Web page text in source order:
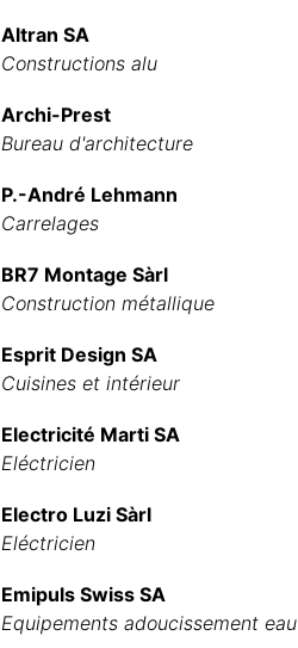
Altran SA
Constructions alu
Archi-Prest
Bureau d'architecture
P.-André Lehmann
Carrelages
BR7 Montage Sàrl
Construction métallique
Esprit Design SA
Cuisines et intérieur
Electricité Marti SA
Eléctricien
Electro Luzi Sàrl
Eléctricien
Emipuls Swiss SA
Equipements adoucissement eau